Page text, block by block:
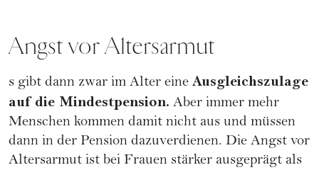
Angst vor Altersarmut
s gibt dann zwar im Alter eine Ausgleichszulage
auf die Mindestpension. Aber immer mehr
Menschen kommen damit nicht aus und müssen
dann in der Pension dazuverdienen. Die Angst vor
Altersarmut ist bei Frauen stärker ausgeprägt als